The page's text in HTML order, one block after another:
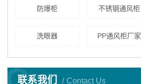
防爆柜 不锈钢通风柜
洗眼器 PP通风柜厂家
联系我们 Contact Us